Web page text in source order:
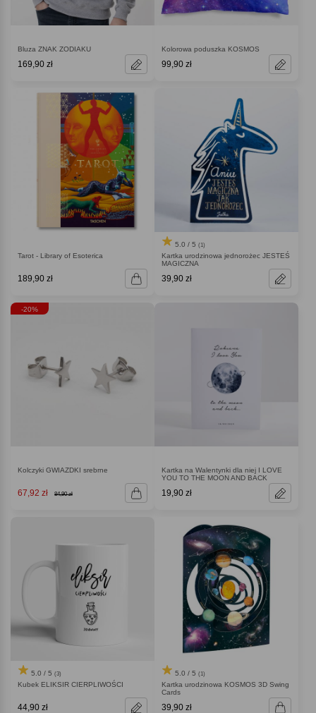
Bluza ZNAK ZODIAKU
169,90 zł
Kolorowa poduszka KOSMOS
99,90 zł
Tarot - Library of Esoterica
189,90 zł
5.0 / 5 (1)
Kartka urodzinowa jednorożec JESTEŚ
MAGICZNA
39,90 zł
-20%
Kolczyki GWIAZDKI srebrne
67,92 zł 84,90 zł
Kartka na Walentynki dla niej I LOVE
YOU TO THE MOON AND BACK
19,90 zł
5.0 / 5 (3)
Kubek ELIKSIR CIERPLIWOŚCI
44,90 zł
5.0 / 5 (1)
Kartka urodzinowa KOSMOS 3D Swing
Cards
39,90 zł